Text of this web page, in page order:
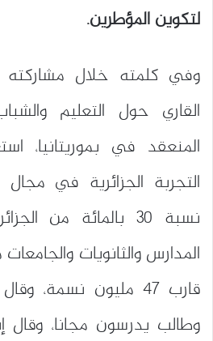
لتكوين المؤطرين.
وفي كلمته خلال مشاركته
القاري حول التعليم
المنعقد في بموريتانيا،
التجربة الجزائرية في
نسبة 30 بالمائة من
المدارس والثانويات
وطالب يدرسون مجانا، وقال